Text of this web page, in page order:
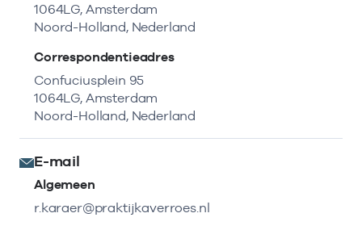
Bekijk de openbare rapporten per thema of
log in voor de besloten rapporten op
Zorgprisma.nl.
Naar openbare rapporten
1064LG, Amsterdam
Noord-Holland, Nederland
Correspondentieadres
Confuciusplein 95
1064LG, Amsterdam
Noord-Holland, Nederland
E-mail
Algemeen
r.karaer@praktijkaverroes.nl